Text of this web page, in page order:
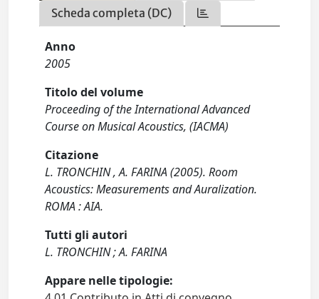
Scheda completa (DC)
Anno
2005
Titolo del volume
Proceeding of the International Advanced
Course on Musical Acoustics, (IACMA)
Citazione
L. TRONCHIN , A. FARINA (2005). Room
Acoustics: Measurements and Auralization.
ROMA : AIA.
Tutti gli autori
L. TRONCHIN ; A. FARINA
Appare nelle tipologie: